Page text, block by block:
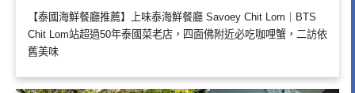
【泰國海鮮餐廳推薦】上味泰海鮮餐廳 Savoey Chit Lom｜BTS
Chit Lom站超過50年泰國菜老店，四面佛附近必吃咖哩蟹，二訪依
舊美味